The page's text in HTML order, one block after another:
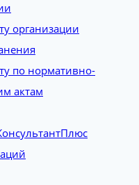
организации
по нормативно-
актам